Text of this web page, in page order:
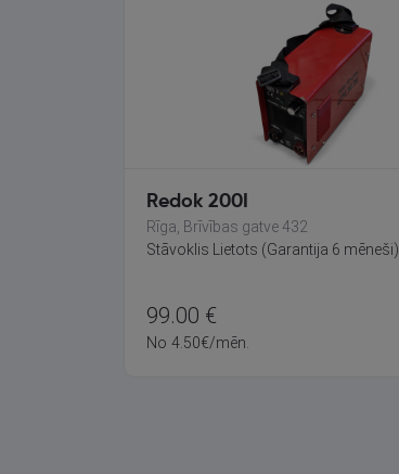
Redok 200I
Rīga, Brīvības gatve 432
Stāvoklis Lietots (Garantija 6 mēneši)
99.00 €
No 4.50€/mēn.